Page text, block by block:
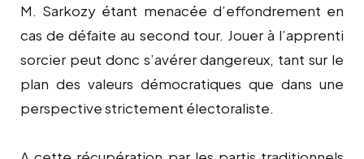
M. Sarkozy étant menacée d’effondrement en
cas de défaite au second tour. Jouer à l’apprenti
sorcier peut donc s’avérer dangereux, tant sur le
plan des valeurs démocratiques que dans une
perspective strictement électoraliste.